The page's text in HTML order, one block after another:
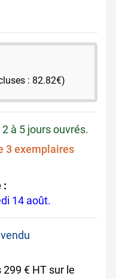
: 82.82€)
à 5 jours ouvrés.
3 exemplaires
:
14 août.
€ HT sur le